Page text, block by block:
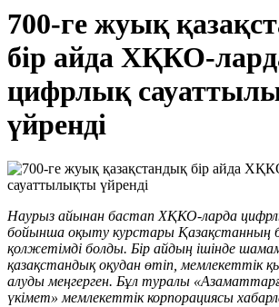
700-ге жуық
бір айда ХҚКО-
цифрлық
үйренді
Наурыз айынан бастап ХҚКО-ларда
бойынша оқыту курстары Қазақстанның
қолжетімді болды. Бір айдың ішінде
қазақстандық оқудан өтіп, мемлекеттік
алуды меңгерген. Бұл туралы
үкімет» мемлекеттік корпорациясы